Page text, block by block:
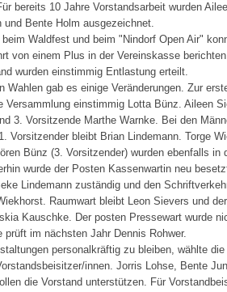
bereits 10 Jahre Vorstandsarbeit wurden
Bente Holm ausgezeichnet.
Waldfest und beim "Nindorf Open Air"
von einem Plus in der Vereinskasse
wurden einstimmig Entlastung erteilt.
Wahlen gab es einige Veränderungen. Zur
Versammlung einstimmig Lotta Bünz. Aileen
3. Vorsitzende Marthe Warnke. Bei den
Vorsitzender bleibt Brian Lindemann. Torge
Bünz (3. Vorsitzender) wurden ebenfalls in
wurde der Posten Kassenwartin neu
Lindemann zuständig und den
Raumwart bleibt Leon Sievers und
Kauschke. Der posten Pressewart wurde
im nächsten Jahr Dennis Rohwer.
personalkräftig zu bleiben, wählte die
innen. Jorris Lohse, Bente
die Vorstand unterstützen. Für